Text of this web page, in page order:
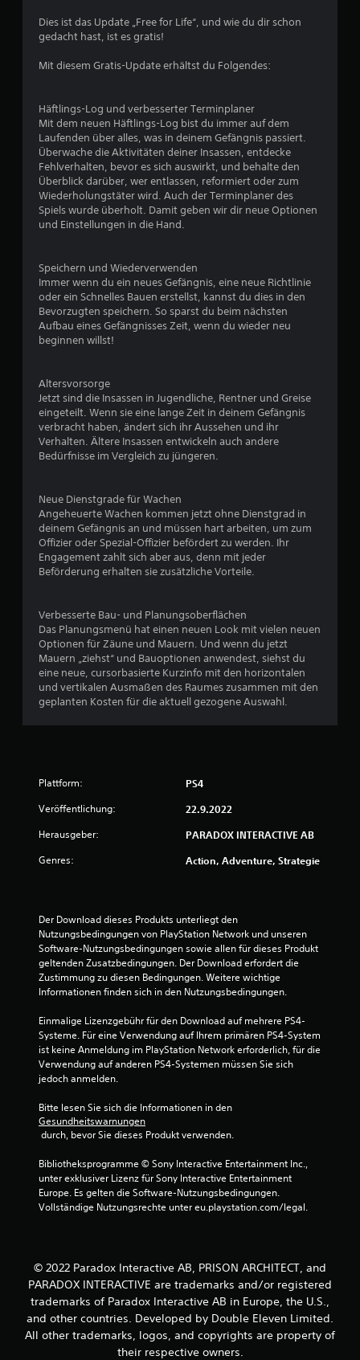
e
t
u
g
:
1
v
5
e
r
n
e
s
5
1
6
B
e
t
u
g
e
n
Dies ist das Update „Free for Life“, und wie du dir schon
gedacht hast, ist es gratis!
Mit diesem Gratis-Update erhältst du Folgendes:
Häftlings-Log und verbesserter Terminplaner
Mit dem neuen Häftlings-Log bist du immer auf dem
Laufenden über alles, was in deinem Gefängnis passiert.
Überwache die Aktivitäten deiner Insassen, entdecke
Fehlverhalten, bevor es sich auswirkt, und behalte den
Überblick darüber, wer entlassen, reformiert oder zum
Wiederholungstäter wird. Auch der Terminplaner des
Spiels wurde überholt. Damit geben wir dir neue Optionen
und Einstellungen in die Hand.
Speichern und Wiederverwenden
Immer wenn du ein neues Gefängnis, eine neue Richtlinie
oder ein Schnelles Bauen erstellst, kannst du dies in den
Bevorzugten speichern. So sparst du beim nächsten
Aufbau eines Gefängnisses Zeit, wenn du wieder neu
beginnen willst!
Altersvorsorge
Jetzt sind die Insassen in Jugendliche, Rentner und Greise
eingeteilt. Wenn sie eine lange Zeit in deinem Gefängnis
verbracht haben, ändert sich ihr Aussehen und ihr
Verhalten. Ältere Insassen entwickeln auch andere
Bedürfnisse im Vergleich zu jüngeren.
Neue Dienstgrade für Wachen
Angeheuerte Wachen kommen jetzt ohne Dienstgrad in
deinem Gefängnis an und müssen hart arbeiten, um zum
Offizier oder Spezial-Offizier befördert zu werden. Ihr
Engagement zahlt sich aber aus, denn mit jeder
Beförderung erhalten sie zusätzliche Vorteile.
Verbesserte Bau- und Planungsoberflächen
Das Planungsmenü hat einen neuen Look mit vielen neuen
Optionen für Zäune und Mauern. Und wenn du jetzt
Mauern „ziehst“ und Bauoptionen anwendest, siehst du
eine neue, cursorbasierte Kurzinfo mit den horizontalen
und vertikalen Ausmaßen des Raumes zusammen mit den
geplanten Kosten für die aktuell gezogene Auswahl.
Plattform: PS4
Veröffentlichung: 22.9.2022
Herausgeber: PARADOX INTERACTIVE AB
Genres: Action, Adventure, Strategie
Der Download dieses Produkts unterliegt den
Nutzungsbedingungen von PlayStation Network und unseren
Software-Nutzungsbedingungen sowie allen für dieses Produkt
geltenden Zusatzbedingungen. Der Download erfordert die
Zustimmung zu diesen Bedingungen. Weitere wichtige
Informationen finden sich in den Nutzungsbedingungen.
Einmalige Lizenzgebühr für den Download auf mehrere PS4-
Systeme. Für eine Verwendung auf Ihrem primären PS4-System
ist keine Anmeldung im PlayStation Network erforderlich, für die
Verwendung auf anderen PS4-Systemen müssen Sie sich
jedoch anmelden.
Bitte lesen Sie sich die Informationen in den
Gesundheitswarnungen
durch, bevor Sie dieses Produkt verwenden.
Bibliotheksprogramme © Sony Interactive Entertainment Inc.,
unter exklusiver Lizenz für Sony Interactive Entertainment
Europe. Es gelten die Software-Nutzungsbedingungen.
Vollständige Nutzungsrechte unter eu.playstation.com/legal.
© 2022 Paradox Interactive AB, PRISON ARCHITECT, and
PARADOX INTERACTIVE are trademarks and/or registered
trademarks of Paradox Interactive AB in Europe, the U.S.,
and other countries. Developed by Double Eleven Limited.
All other trademarks, logos, and copyrights are property of
their respective owners.